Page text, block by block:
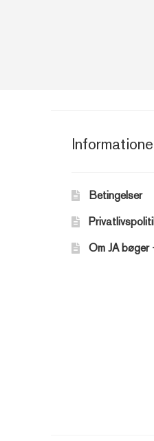
Betingelser
Om JA